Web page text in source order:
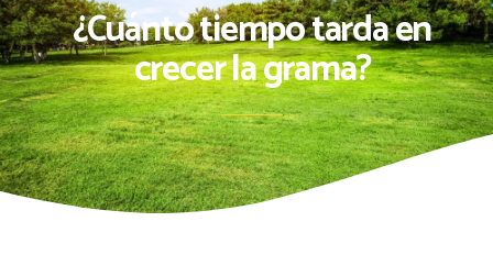
¿Cuánto tiempo tarda en
crecer la grama?